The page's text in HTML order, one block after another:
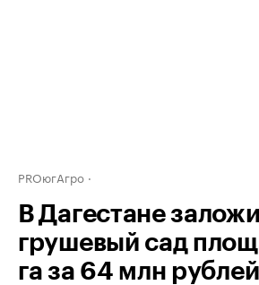
PROюгАгро
В Дагестане
грушевый сад
га за 64 млн рублей